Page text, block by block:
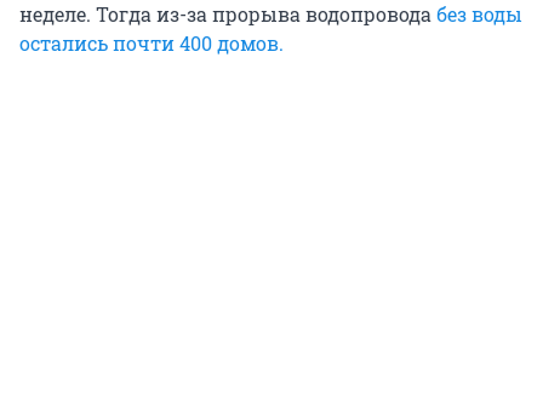
неделе. Тогда из-за прорыва водопроводабез воды
остались почти 400 домов.